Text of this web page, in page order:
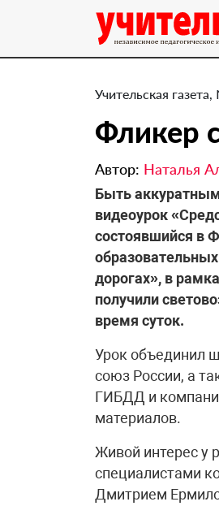
Учительская
Фликер
Автор: Наталья
Быть
видеоурок
состоявшийся в
дорогах», в
получили
время суток.
Урок объединил
союз России, а
ГИБДД и
материалов.
Живой интерес у
специалистами
Дмитрием